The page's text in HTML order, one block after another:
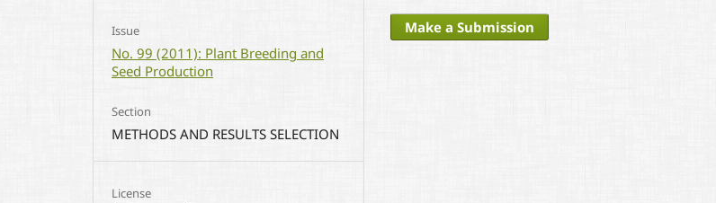
Issue
No. 99 (2011): Plant Breeding and
Seed Production
Section
METHODS AND RESULTS SELECTION
License
Make a Submission